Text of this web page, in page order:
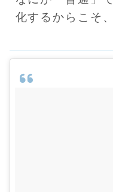
化するからこそ